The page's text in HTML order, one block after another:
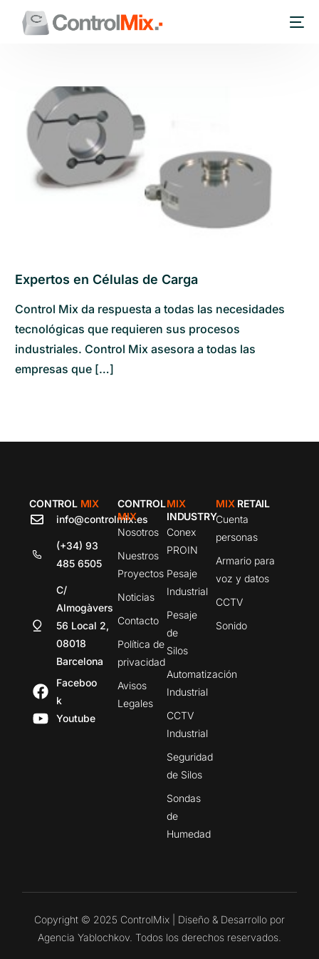
Expertos en Células de Carga
Control Mix da respuesta a todas las necesidades
tecnológicas que requieren sus procesos
industriales. Control Mix asesora a todas las
empresas que […]
CONTROL MIX
info@controlmix.es
(+34) 93
485 6505
C/
Almogàvers
56 Local 2,
08018
Barcelona
Faceboo
k
Youtube
CONTROL
MIX
Nosotros
Nuestros
Proyectos
Noticias
Contacto
Política de
privacidad
Avisos
Legales
MIX
INDUSTRY
Conex
PROIN
Pesaje
Industrial
Pesaje
de
Silos
Automatización
Industrial
CCTV
Industrial
Seguridad
de Silos
Sondas
de
Humedad
MIX RETAIL
Cuenta
personas
Armario para
voz y datos
CCTV
Sonido
Copyright © 2025 ControlMix | Diseño & Desarrollo por
Agencia Yablochkov. Todos los derechos reservados.